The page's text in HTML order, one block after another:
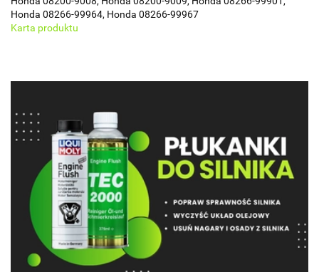
Honda 08266-99964, Honda 08266-99967
Karta produktu